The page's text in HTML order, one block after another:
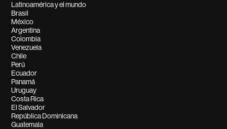
Latinoamérica y el mundo
Brasil
México
Argentina
Colombia
Venezuela
Chile
Perú
Ecuador
Panamá
Uruguay
Costa Rica
El Salvador
República Dominicana
Guatemala